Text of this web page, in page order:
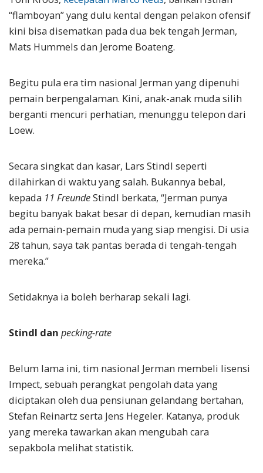
“flamboyan” yang dulu kental dengan pelakon ofensif
kini bisa disematkan pada dua bek tengah Jerman,
Mats Hummels dan Jerome Boateng.
Begitu pula era tim nasional Jerman yang dipenuhi
pemain berpengalaman. Kini, anak-anak muda silih
berganti mencuri perhatian, menunggu telepon dari
Loew.
Secara singkat dan kasar, Lars Stindl seperti
dilahirkan di waktu yang salah. Bukannya bebal,
kepada 11 FreundeStindl berkata, “Jerman punya
begitu banyak bakat besar di depan, kemudian masih
ada pemain-pemain muda yang siap mengisi. Di usia
28 tahun, saya tak pantas berada di tengah-tengah
mereka.”
Setidaknya ia boleh berharap sekali lagi.
Stindl dan pecking-rate
Belum lama ini, tim nasional Jerman membeli lisensi
Impect, sebuah perangkat pengolah data yang
diciptakan oleh dua pensiunan gelandang bertahan,
Stefan Reinartz serta Jens Hegeler. Katanya, produk
yang mereka tawarkan akan mengubah cara
sepakbola melihat statistik.